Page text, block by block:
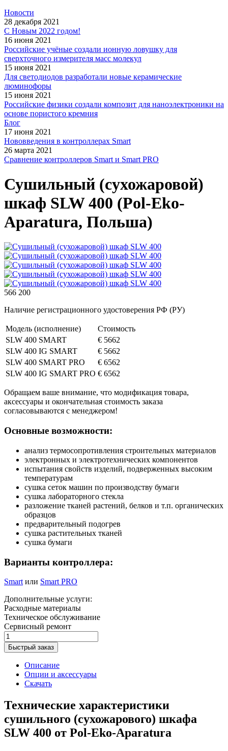
Новости
28 декабря 2021
С Новым 2022 годом!
16 июня 2021
Российские учёные создали ионную ловушку для
сверхточного измерителя масс молекул
15 июня 2021
Для светодиодов разработали новые керамические
люминофоры
15 июня 2021
Российские физики создали композит для наноэлектроники на
основе пористого кремния
Блог
17 июня 2021
Нововведения в контроллерах Smart
26 марта 2021
Сравнение контроллеров Smart и Smart PRO
Сушильный (сухожаровой)
шкаф SLW 400 (Pol-Eko-
Aparatura, Польша)
566 200
Наличие регистрационного удостоверения РФ (РУ)
Модель (исполнение)
Стоимость
SLW 400 SMART
€ 5662
SLW 400 IG SMART
€ 5662
SLW 400 SMART PRO
€ 6562
SLW 400 IG SMART PRO € 6562
Обращаем ваше внимание, что модификация товара,
аксессуары и окончательная стоимость заказа
согласовываются с менеджером!
Основные возможности:
анализ термосопротивления строительных материалов
электронных и электротехнических компонентов
испытания свойств изделий, подверженных высоким
температурам
сушка сеток машин по производству бумаги
сушка лабораторного стекла
разложение тканей растений, белков и т.п. органических
образцов
предварительный подогрев
сушка растительных тканей
сушка бумаги
Варианты контроллера:
Smart или Smart PRO
Дополнительные услуги:
Расходные материалы
Техническое обслуживание
Сервисный ремонт
Быстрый заказ
Описание
Опции и аксессуары
Скачать
Технические характеристики
сушильного (сухожарового) шкафа
SLW 400 от Pol-Eko-Aparatura